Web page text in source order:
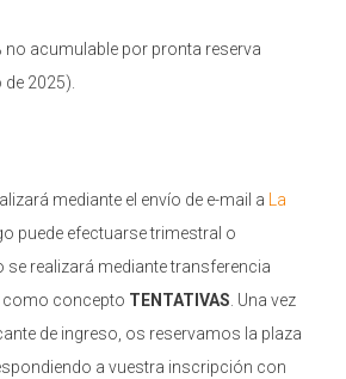
no acumulable por pronta reserva
de 2025).
mediante el envío de e-mail a La
puede efectuarse trimestral o
se realizará mediante transferencia
como concepto TENTATIVAS. Una vez
de ingreso, os reservamos la plaza
a vuestra inscripción con